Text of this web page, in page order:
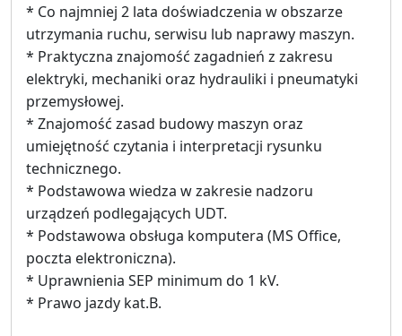
* Co najmniej 2 lata doświadczenia w obszarze
utrzymania ruchu, serwisu lub naprawy maszyn.
* Praktyczna znajomość zagadnień z zakresu
elektryki, mechaniki oraz hydrauliki i pneumatyki
przemysłowej.
* Znajomość zasad budowy maszyn oraz
umiejętność czytania i interpretacji rysunku
technicznego.
* Podstawowa wiedza w zakresie nadzoru
urządzeń podlegających UDT.
* Podstawowa obsługa komputera (MS Office,
poczta elektroniczna).
* Uprawnienia SEP minimum do 1 kV.
* Prawo jazdy kat.B.